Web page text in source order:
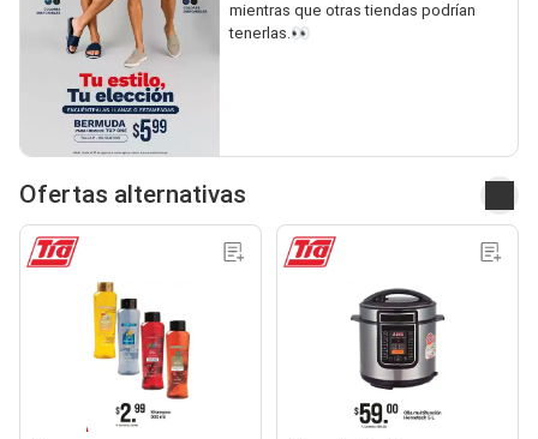
mientras que otras tiendas podrían
tenerlas.👀
Ofertas alternativas